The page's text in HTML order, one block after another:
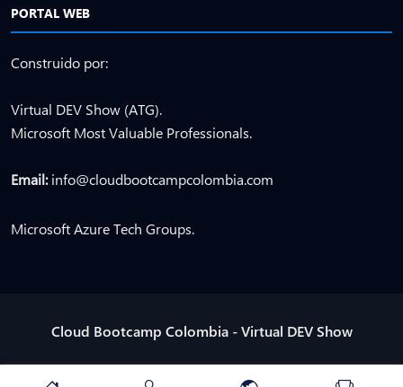
PORTAL WEB
Construido por:
Virtual DEV Show (ATG).
Microsoft Most Valuable Professionals.
Email:info@cloudbootcampcolombia.com
Microsoft Azure Tech Groups.
Cloud Bootcamp Colombia - Virtual DEV Show